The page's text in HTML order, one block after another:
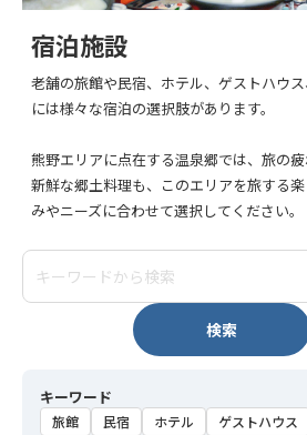
宿泊施設
老舗の旅館や民宿、ホテル、ゲストハウ
には様々な宿泊の選択肢があります。
熊野エリアに点在する温泉郷では、旅の
新鮮な郷土料理も、このエリアを旅する
みやニーズに合わせて選択してください。
検索
キーワード
旅館 民宿 ホテル ゲストハウス